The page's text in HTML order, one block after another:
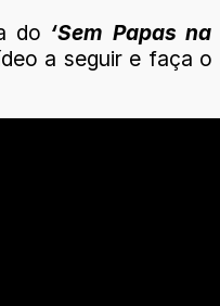
do ‘Sem Papas na
a seguir e faça o